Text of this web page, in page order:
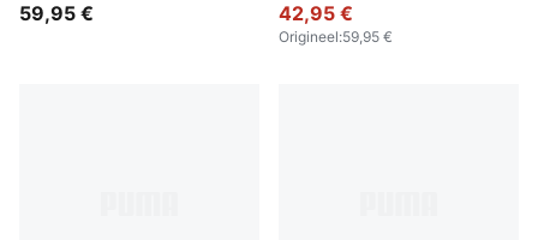
59,95 € 42,95 €
Origineel:59,95 €